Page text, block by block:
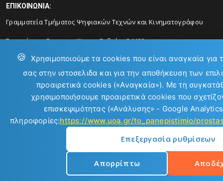
ΕΠΙΚΟΙΝΩΝΙΑ:
Γραμματεία Τμήματος Ψηφιακών Τεχνών και Κινηματογράφου
Συγκρότημα Ευριπου, Ψαχνα Ευβοίας 34400
Τηλ: 2228021880
edu-cinema@dcarts.uoa.gr
Copyright © 2026
Εθνικό και Καποδιστριακό Πανεπιστήμιο Αθηνών
🍪 Χρησιμοποιούμε τα cookies που είναι αναγκαία για
σας στην ιστοσελιδα και για την αποθήκευση των
προαιρετικά cookies («Αναγκαία»). Με τη
χρησιμοποιήσουμε προαιρετικά cookies που
επισκεψιμότητας («Ανάλυσης» - Google
πληροφορίες:https://www.uoa.gr/to_panepistimio/
Επεξεργασία ρυθμίσεων
Απορρίπτω